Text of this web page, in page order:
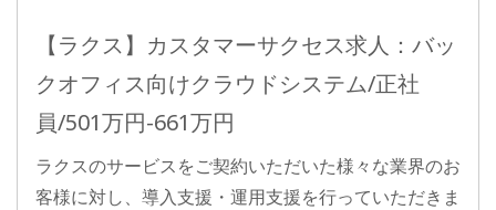
【ラクス】カスタマーサクセス求人：バッ
クオフィス向けクラウドシステム/正社
員/501万円-661万円
ラクスのサービスをご契約いただいた様々な業界のお
客様に対し、導入支援・運用支援を行っていただきま